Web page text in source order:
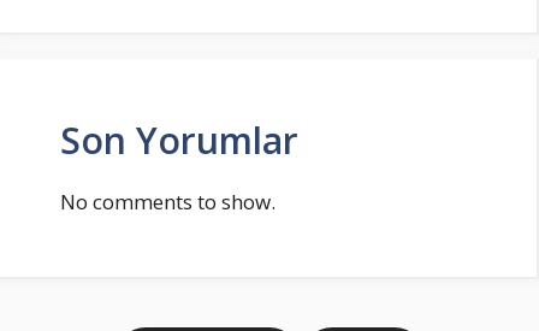
Son Yorumlar
No comments to show.